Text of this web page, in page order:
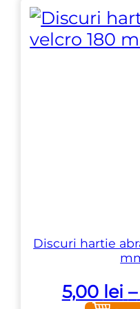
Discuri hartie
5,00 lei –